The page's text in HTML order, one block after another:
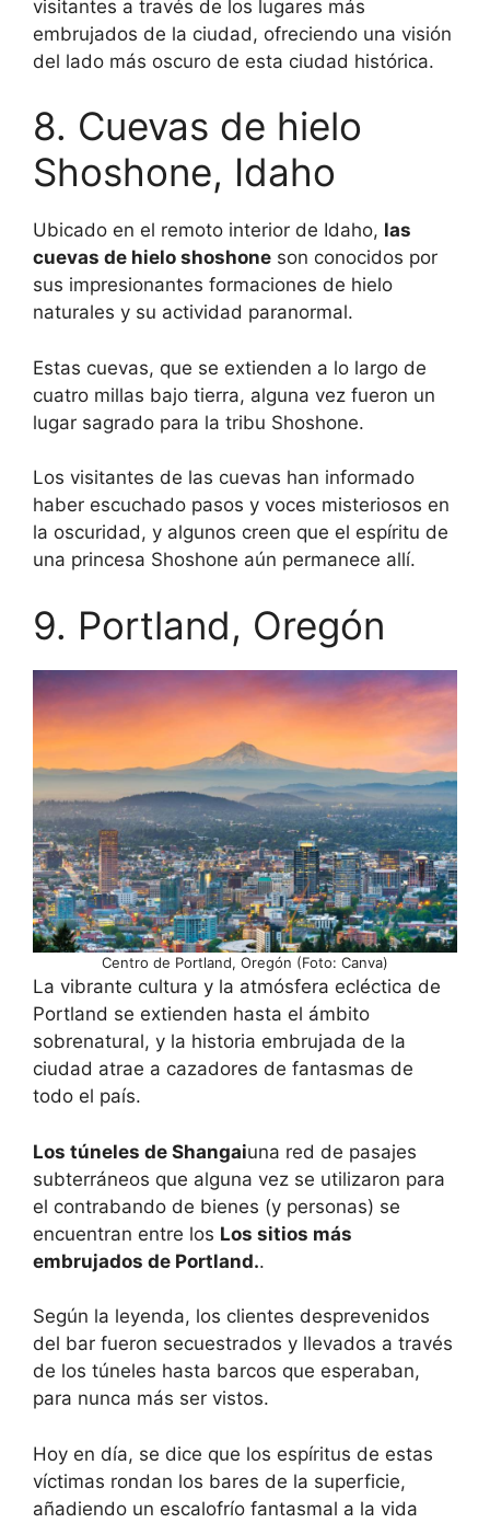
visitantes a través de los lugares más
embrujados de la ciudad, ofreciendo una visión
del lado más oscuro de esta ciudad histórica.
8. Cuevas de hielo
Shoshone, Idaho
Ubicado en el remoto interior de Idaho, las
cuevas de hielo shoshone son conocidos por
sus impresionantes formaciones de hielo
naturales y su actividad paranormal.
Estas cuevas, que se extienden a lo largo de
cuatro millas bajo tierra, alguna vez fueron un
lugar sagrado para la tribu Shoshone.
Los visitantes de las cuevas han informado
haber escuchado pasos y voces misteriosos en
la oscuridad, y algunos creen que el espíritu de
una princesa Shoshone aún permanece allí.
9. Portland, Oregón
Centro de Portland, Oregón (Foto: Canva)
La vibrante cultura y la atmósfera ecléctica de
Portland se extienden hasta el ámbito
sobrenatural, y la historia embrujada de la
ciudad atrae a cazadores de fantasmas de
todo el país.
Los túneles de Shangaiuna red de pasajes
subterráneos que alguna vez se utilizaron para
el contrabando de bienes (y personas) se
encuentran entre los Los sitios más
embrujados de Portland..
Según la leyenda, los clientes desprevenidos
del bar fueron secuestrados y llevados a través
de los túneles hasta barcos que esperaban,
para nunca más ser vistos.
Hoy en día, se dice que los espíritus de estas
víctimas rondan los bares de la superficie,
añadiendo un escalofrío fantasmal a la vida